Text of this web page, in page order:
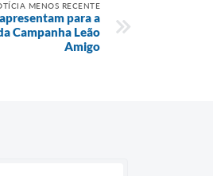
MENOS RECENTE
para a
Campanha Leão
Amigo